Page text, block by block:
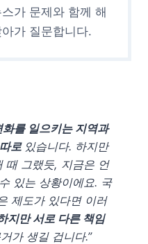
가 문제와 함께 해
가 질문합니다.
화를 일으키는 지역과
로 있습니다. 하지만
때 그랬듯, 지금은 언
있는 상황이에요. 국
제도가 있다면 이러
지만 서로 다른 책임
가 생길 겁니다.”